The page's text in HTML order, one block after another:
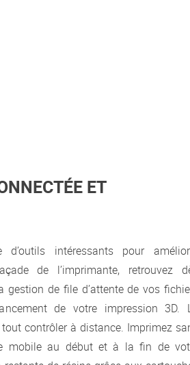
ET
intéressants pour
de l’imprimante, retrouvez
de file d’attente de vos
de votre impression 3D.
contrôler à distance. Imprimez
mobile au début et à la fin de